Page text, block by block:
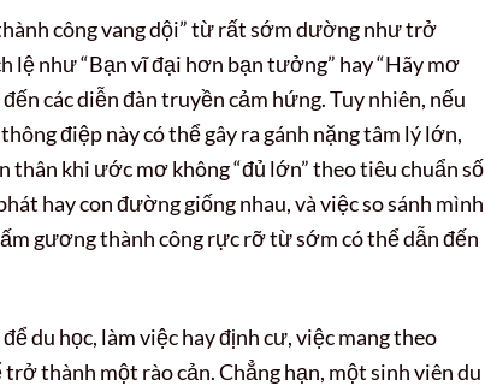
công vang dội” từ rất sớm dường như trở
lệ như “Bạn vĩ đại hơn bạn tưởng” hay “Hãy mơ
các diễn đàn truyền cảm hứng. Tuy nhiên, nếu
điệp này có thể gây ra gánh nặng tâm lý lớn,
khi ước mơ không “đủ lớn” theo tiêu chuẩn số
hay con đường giống nhau, và việc so sánh mình
gương thành công rực rỡ từ sớm có thể dẫn đến
du học, làm việc hay định cư, việc mang theo
thành một rào cản. Chẳng hạn, một sinh viên du